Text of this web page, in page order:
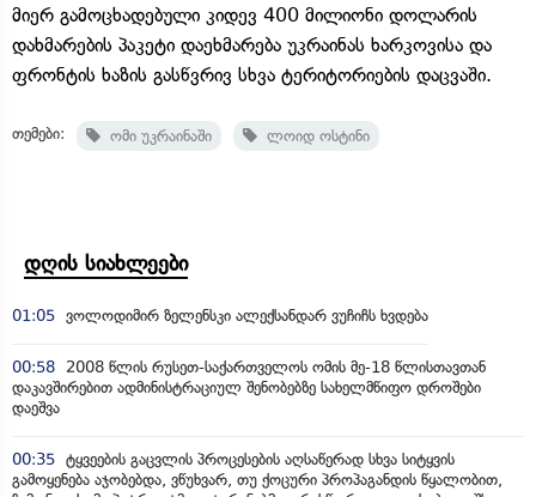
მიერ გამოცხადებული კიდევ 400 მილიონი დოლარის
დახმარების პაკეტი დაეხმარება უკრაინას ხარკოვისა და
ფრონტის ხაზის გასწვრივ სხვა ტერიტორიების დაცვაში.
თემები: ომი უკრაინაში ლოიდ ოსტინი
დღის სიახლეები
01:05 ვოლოდიმირ ზელენსკი ალექსანდარ ვუჩიჩს ხვდება
00:58
2008 წლის რუსეთ-საქართველოს ომის მე-18 წლისთავთან
დაკავშირებით ადმინისტრაციულ შენობებზე სახელმწიფო დროშები
დაეშვა
00:35 ტყვეების გაცვლის პროცესების აღსაწერად სხვა სიტყვის
გამოყენება აჯობებდა, ვწუხვარ, თუ ქოცური პროპაგანდის წყალობით,